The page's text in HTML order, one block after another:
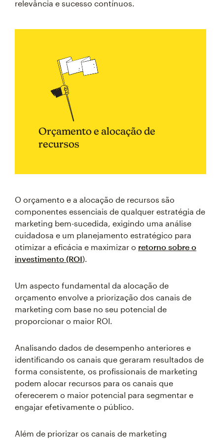
relevância e sucesso contínuos.
Orçamento e alocação de
recursos
O orçamento e a alocação de recursos são
componentes essenciais de qualquer estratégia de
marketing bem-sucedida, exigindo uma análise
cuidadosa e um planejamento estratégico para
otimizar a eficácia e maximizar o retorno sobre o
investimento (ROI).
Um aspecto fundamental da alocação de
orçamento envolve a priorização dos canais de
marketing com base no seu potencial de
proporcionar o maior ROI.
Analisando dados de desempenho anteriores e
identificando os canais que geraram resultados de
forma consistente, os profissionais de marketing
podem alocar recursos para os canais que
oferecerem o maior potencial para segmentar e
engajar efetivamente o público.
Além de priorizar os canais de marketing